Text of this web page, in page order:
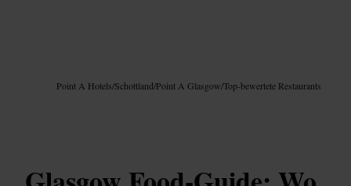
Point A Hotels/Schottland/Point A Glasgow/Top-bewertete Restaurants